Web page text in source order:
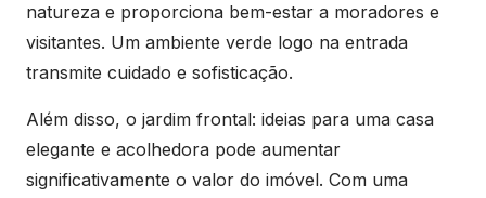
natureza e proporciona bem-estar a moradores e
visitantes. Um ambiente verde logo na entrada
transmite cuidado e sofisticação.
Além disso, o jardim frontal: ideias para uma casa
elegante e acolhedora pode aumentar
significativamente o valor do imóvel. Com uma